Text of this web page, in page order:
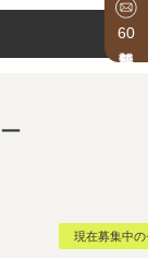
60
現在募集中